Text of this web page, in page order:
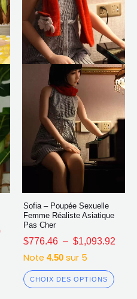
la
page
du
Sofia – Poupée Sexuelle
Femme Réaliste Asiatique
Pas Cher
$776.46 – $1,093.92
Note 4.50sur 5
CHOIX DES OPTIONS
Les
être
sur
la
page
du